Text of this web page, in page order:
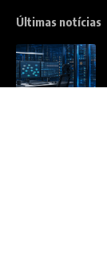
Últimas notícias